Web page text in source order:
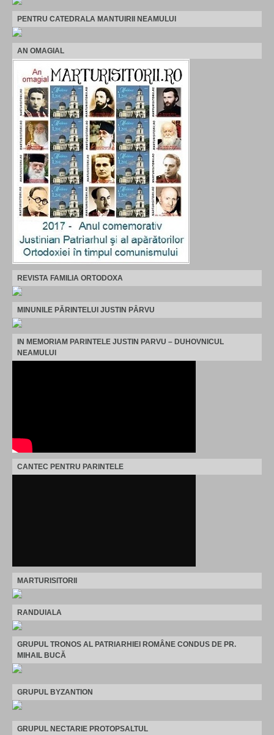
PENTRU CATEDRALA MANTUIRII NEAMULUI
AN OMAGIAL
REVISTA FAMILIA ORTODOXA
MINUNILE PĂRINTELUI JUSTIN PÂRVU
IN MEMORIAM PARINTELE JUSTIN PARVU – DUHOVNICUL
NEAMULUI
CANTEC PENTRU PARINTELE
MARTURISITORII
RANDUIALA
GRUPUL TRONOS AL PATRIARHIEI ROMÂNE CONDUS DE PR.
MIHAIL BUCĂ
GRUPUL BYZANTION
GRUPUL NECTARIE PROTOPSALTUL